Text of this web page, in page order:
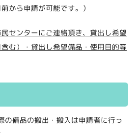
から申請が可能です。）
センターにご連絡頂き、貸出し希望
む）・貸出し希望備品・使用目的等
の備品の搬出・搬入は申請者に行っ